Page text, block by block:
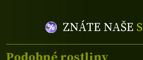
ZNÁTE NAŠE